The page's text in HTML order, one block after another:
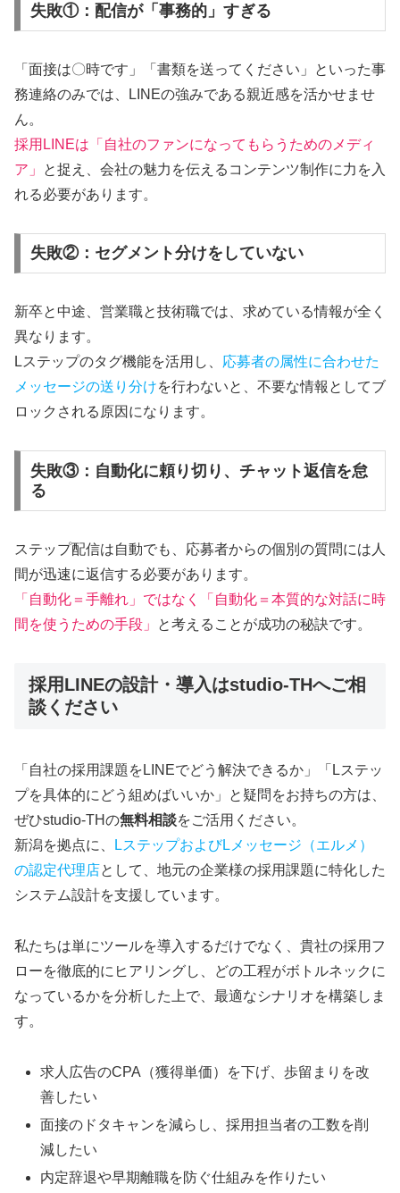
失敗①：配信が「事務的」すぎる
「面接は〇時です」「書類を送ってください」といった事
務連絡のみでは、LINEの強みである親近感を活かせませ
ん。
採用LINEは「自社のファンになってもらうためのメディ
ア」
と捉え、会社の魅力を伝えるコンテンツ制作に力を入
れる必要があります。
失敗②：セグメント分けをしていない
新卒と中途、営業職と技術職では、求めている情報が全く
異なります。
Lステップのタグ機能を活用し、 応募者の属性に合わせた
メッセージの送り分けを行わないと、不要な情報としてブ
ロックされる原因になります。
失敗③：自動化に頼り切り、チャット返信を怠
る
ステップ配信は自動でも、応募者からの個別の質問には人
間が迅速に返信する必要があります。
「自動化＝手離れ」ではなく「自動化＝本質的な対話に時
間を使うための手段」
と考えることが成功の秘訣です。
採用LINEの設計・導入はstudio-THへご相
談ください
「自社の採用課題をLINEでどう解決できるか」「Lステッ
プを具体的にどう組めばいいか」と疑問をお持ちの方は、
ぜひstudio-THの無料相談をご活用ください。
新潟を拠点に、
LステップおよびLメッセージ（エルメ）
の認定代理店として、地元の企業様の採用課題に特化した
システム設計を支援しています。
私たちは単にツールを導入するだけでなく、貴社の採用フ
ローを徹底的にヒアリングし、どの工程がボトルネックに
なっているかを分析した上で、最適なシナリオを構築しま
す。
求人広告のCPA（獲得単価）を下げ、歩留まりを改
善したい
面接のドタキャンを減らし、採用担当者の工数を削
減したい
内定辞退や早期離職を防ぐ仕組みを作りたい